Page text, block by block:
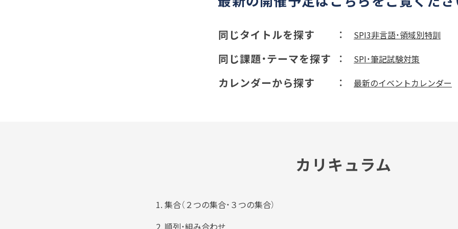
同じタイトルを探す SPI3非言語・領域別特訓
同じ課題・テーマを探す SPI・筆記試験対策
カレンダーから探す 最新のイベントカレンダー
カリキュラム
集合（２つの集合・３つの集合）
順列・組み合わせ